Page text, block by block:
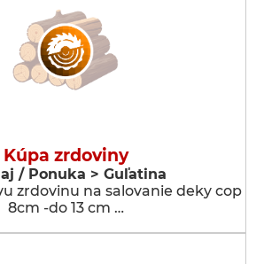
Kúpa zrdoviny
/ Ponuka > Guľatina
zrdovinu na salovanie deky cop
8cm -do 13 cm …